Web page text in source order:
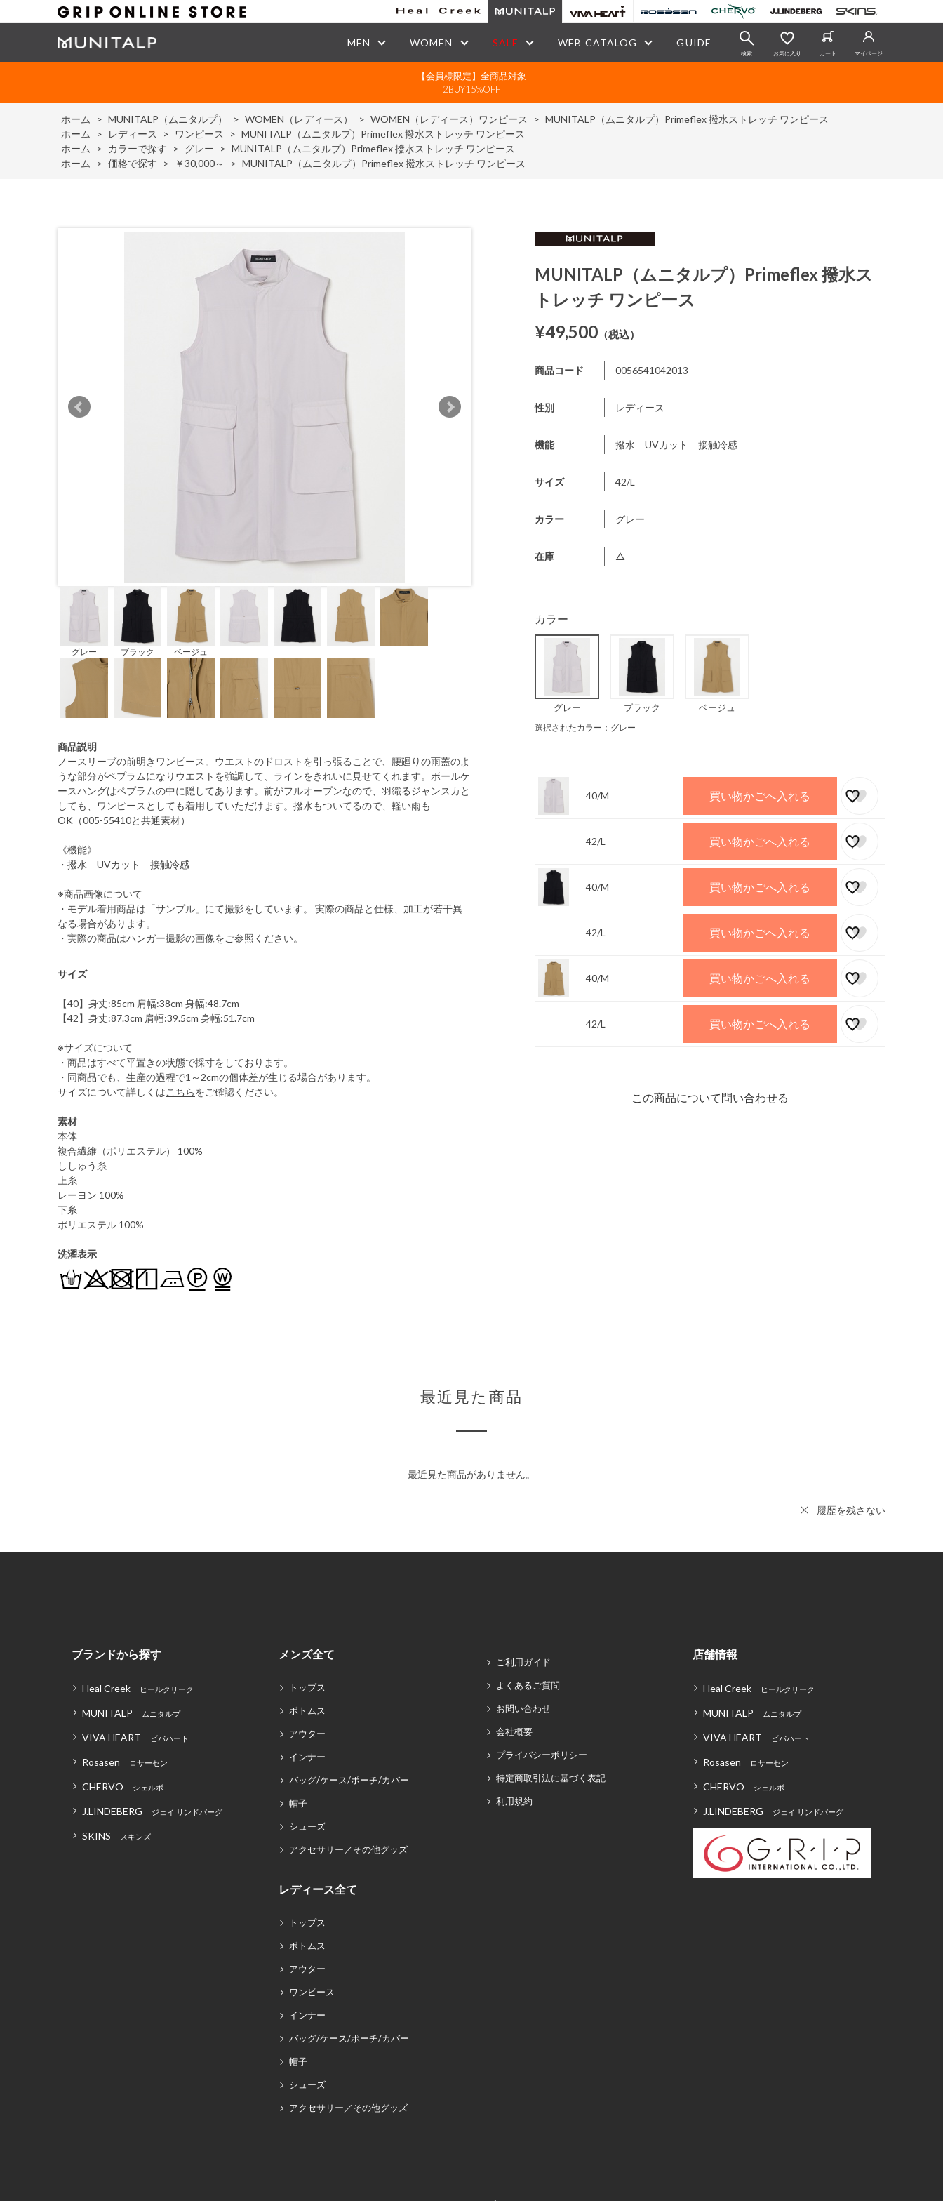
MEN WOMEN SALE WEB CATALOG GUIDE
検索 お気に入り カート マイページ
【会員様限定】全商品対象
2BUY15%OFF
ホーム > MUNITALP（ムニタルプ） > WOMEN（レディース） > WOMEN（レディース）ワンピース > MUNITALP（ムニタルプ）Primeflex 撥水ストレッチ ワンピース
ホーム
> レディース > ワンピース > MUNITALP（ムニタルプ）Primeflex 撥水ストレッチ ワンピース
ホーム
> カラーで探す > グレー > MUNITALP（ムニタルプ）Primeflex 撥水ストレッチ ワンピース
ホーム
> 価格で探す > ￥30,000～ > MUNITALP（ムニタルプ）Primeflex 撥水ストレッチ ワンピース
グレー ブラック ベージュ
商品説明
ノースリーブの前明きワンピース。ウエストのドロストを引っ張ることで、腰廻りの雨蓋のよ
うな部分がペプラムになりウエストを強調して、ラインをきれいに見せてくれます。ボールケ
ースハングはペプラムの中に隠してあります。前がフルオープンなので、羽織るジャンスカと
しても、ワンピースとしても着用していただけます。撥水もついてるので、軽い雨も
OK（005-55410と共通素材）
《機能》
・撥水 UVカット 接触冷感
※商品画像について
・モデル着用商品は「サンプル」にて撮影をしています。 実際の商品と仕様、加工が若干異
なる場合があります。
・実際の商品はハンガー撮影の画像をご参照ください。
サイズ
【40】身丈:85cm 肩幅:38cm 身幅:48.7cm
【42】身丈:87.3cm 肩幅:39.5cm 身幅:51.7cm
※サイズについて
・商品はすべて平置きの状態で採寸をしております。
・同商品でも、生産の過程で1～2cmの個体差が生じる場合があります。
サイズについて詳しくはこちらをご確認ください。
素材
本体
複合繊維（ポリエステル） 100%
ししゅう糸
上糸
レーヨン 100%
下糸
ポリエステル 100%
洗濯表示
MUNITALP（ムニタルプ）Primeflex 撥水ス
トレッチ ワンピース
¥49,500 （税込）
商品コード 0056541042013
性別 レディース
機能 撥水 UVカット 接触冷感
サイズ 42/L
カラー グレー
在庫 △
カラー
グレー ブラック ベージュ
選択されたカラー：グレー
40/M 買い物かごへ入れる
42/L 買い物かごへ入れる
40/M 買い物かごへ入れる
42/L 買い物かごへ入れる
40/M 買い物かごへ入れる
42/L 買い物かごへ入れる
この商品について問い合わせる
最近見た商品
最近見た商品がありません。
履歴を残さない
ブランドから探す
Heal Creek ヒールクリーク
MUNITALP ムニタルプ
VIVA HEART ビバハート
Rosasen ロサーセン
CHERVO シェルボ
J.LINDEBERG ジェイ リンドバーグ
SKINS スキンズ
メンズ全て
トップス
ボトムス
アウター
インナー
バッグ/ケース/ポーチ/カバー
帽子
シューズ
アクセサリー／その他グッズ
レディース全て
トップス
ボトムス
アウター
ワンピース
インナー
バッグ/ケース/ポーチ/カバー
帽子
シューズ
アクセサリー／その他グッズ
ご利用ガイド
よくあるご質問
お問い合わせ
会社概要
プライバシーポリシー
特定商取引法に基づく表記
利用規約
店舗情報
Heal Creek ヒールクリーク
MUNITALP ムニタルプ
VIVA HEART ビバハート
Rosasen ロサーセン
CHERVO シェルボ
J.LINDEBERG ジェイ リンドバーグ